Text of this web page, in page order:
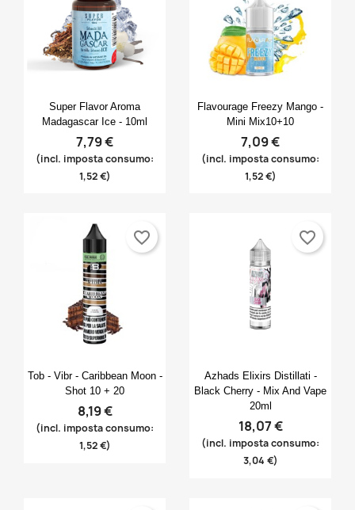
Anteprima
Super Flavor Aroma
Madagascar Ice - 10ml
7,79 €
(incl. imposta consumo:
1,52 €)
Anteprima
Flavourage Freezy Mango -
Mini Mix10+10
7,09 €
(incl. imposta consumo:
1,52 €)
Anteprima
Tob - Vibr - Caribbean Moon -
Shot 10 + 20
8,19 €
(incl. imposta consumo:
1,52 €)
favorite_border
Anteprima
Azhads Elixirs Distillati -
Black Cherry - Mix And Vape
20ml
18,07 €
(incl. imposta consumo:
3,04 €)
favorite_border